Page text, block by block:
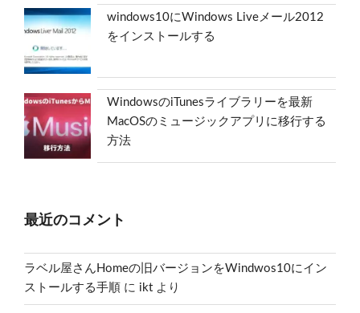
windows10にWindows Liveメール2012
をインストールする
WindowsのiTunesライブラリーを最新
MacOSのミュージックアプリに移行する
方法
最近のコメント
ラベル屋さんHomeの旧バージョンをWindwos10にイン
ストールする手順 に ikt より